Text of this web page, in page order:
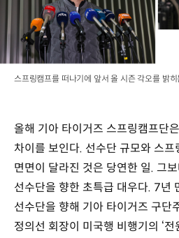
스프링캠프를 떠나기에 앞서 올 시즌 각오를 밝
올해 기아 타이거즈 스프링캠프단
차이를 보인다. 선수단 규모와 스프
면면이 달라진 것은 당연한 일. 그
선수단을 향한 초특급 대우다. 7년
선수단을 향해 기아 타이거즈 구단
정의선 회장이 미국행 비행기의 ‘